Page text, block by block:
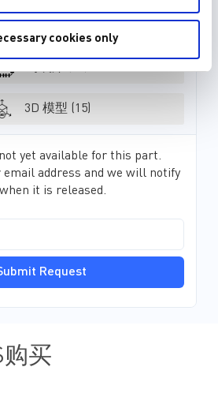
cookies only
的 BMU。
器能为大规模
之间的大电流
和使用寿命而
间和热...
3D 模型 (15)
yet available for this part.
email address and we will notify
it is released.
Request
购买